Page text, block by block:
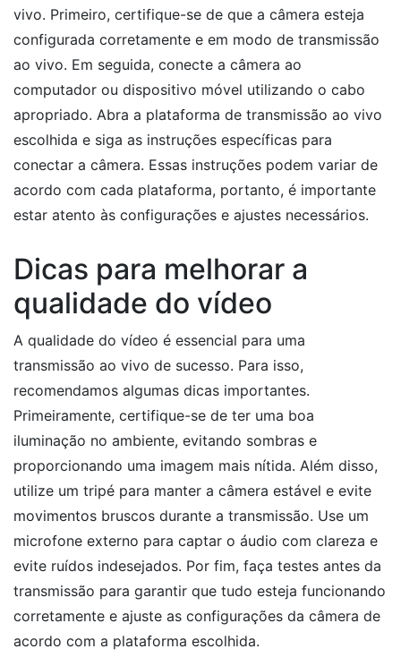
vivo. Primeiro, certifique-se de que a câmera esteja
configurada corretamente e em modo de transmissão
ao vivo. Em seguida, conecte a câmera ao
computador ou dispositivo móvel utilizando o cabo
apropriado. Abra a plataforma de transmissão ao vivo
escolhida e siga as instruções específicas para
conectar a câmera. Essas instruções podem variar de
acordo com cada plataforma, portanto, é importante
estar atento às configurações e ajustes necessários.
Dicas para melhorar a
qualidade do vídeo
A qualidade do vídeo é essencial para uma
transmissão ao vivo de sucesso. Para isso,
recomendamos algumas dicas importantes.
Primeiramente, certifique-se de ter uma boa
iluminação no ambiente, evitando sombras e
proporcionando uma imagem mais nítida. Além disso,
utilize um tripé para manter a câmera estável e evite
movimentos bruscos durante a transmissão. Use um
microfone externo para captar o áudio com clareza e
evite ruídos indesejados. Por fim, faça testes antes da
transmissão para garantir que tudo esteja funcionando
corretamente e ajuste as configurações da câmera de
acordo com a plataforma escolhida.